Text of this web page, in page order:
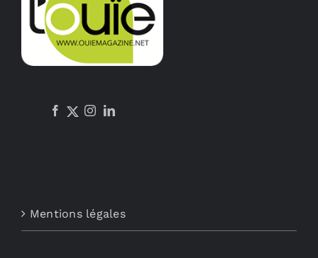
Mentions légales